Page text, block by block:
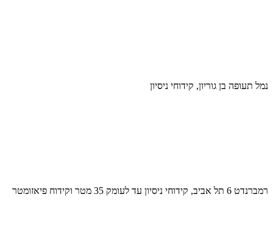
נמל תעופה בן גוריון, קידוחי ניסיון
רמברנדט 6 תל אביב, קידוחי ניסיון עד לעומק 35 מטר וקידוח פיאזומטר